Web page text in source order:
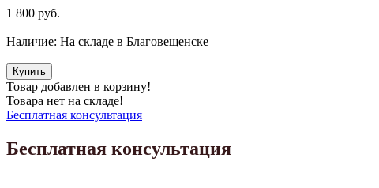
1 800 руб.
Наличие: На складе в Благовещенске
Купить
Товар добавлен в корзину!
Товара нет на складе!
Бесплатная консультация
Бесплатная консультация